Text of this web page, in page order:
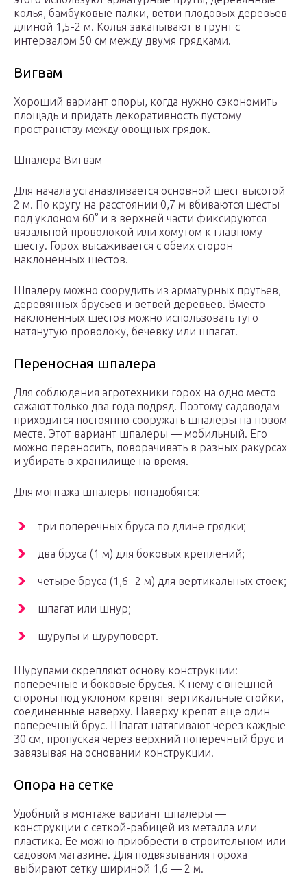
колья, бамбуковые палки, ветви плодовых деревьев
длиной 1,5-2 м. Колья закапывают в грунт с
интервалом 50 см между двумя грядками.
Вигвам
Хороший вариант опоры, когда нужно сэкономить
площадь и придать декоративность пустому
пространству между овощных грядок.
Шпалера Вигвам
Для начала устанавливается основной шест высотой
2 м. По кругу на расстоянии 0,7 м вбиваются шесты
под уклоном 60° и в верхней части фиксируются
вязальной проволокой или хомутом к главному
шесту. Горох высаживается с обеих сторон
наклоненных шестов.
Шпалеру можно соорудить из арматурных прутьев,
деревянных брусьев и ветвей деревьев. Вместо
наклоненных шестов можно использовать туго
натянутую проволоку, бечевку или шпагат.
Переносная шпалера
Для соблюдения агротехники горох на одно место
сажают только два года подряд. Поэтому садоводам
приходится постоянно сооружать шпалеры на новом
месте. Этот вариант шпалеры — мобильный. Его
можно переносить, поворачивать в разных ракурсах
и убирать в хранилище на время.
Для монтажа шпалеры понадобятся:
три поперечных бруса по длине грядки;
два бруса (1 м) для боковых креплений;
четыре бруса (1,6- 2 м) для вертикальных стоек;
шпагат или шнур;
шурупы и шуруповерт.
Шурупами скрепляют основу конструкции:
поперечные и боковые брусья. К нему с внешней
стороны под уклоном крепят вертикальные стойки,
соединенные наверху. Наверху крепят еще один
поперечный брус. Шпагат натягивают через каждые
30 см, пропуская через верхний поперечный брус и
завязывая на основании конструкции.
Опора на сетке
Удобный в монтаже вариант шпалеры —
конструкции с сеткой-рабицей из металла или
пластика. Ее можно приобрести в строительном или
садовом магазине. Для подвязывания гороха
выбирают сетку шириной 1,6 — 2 м.